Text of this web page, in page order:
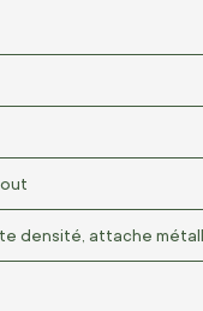
densité, attache